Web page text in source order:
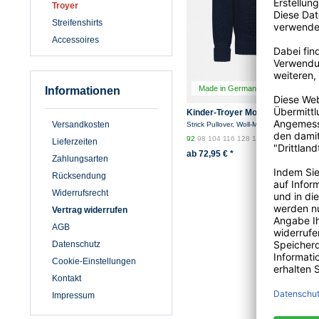
Troyer
Streifenshirts
Accessoires
Informationen
Versandkosten
Lieferzeiten
Zahlungsarten
Rücksendung
Widerrufsrecht
Vertrag widerrufen
AGB
Datenschutz
Cookie-Einstellungen
Kontakt
Impressum
Made in Germany
Kinder-Troyer Moses - Marine
Strick Pullover, Woll-Mischung
9298 104 116 128 140 152164176
ab 72,95 € *